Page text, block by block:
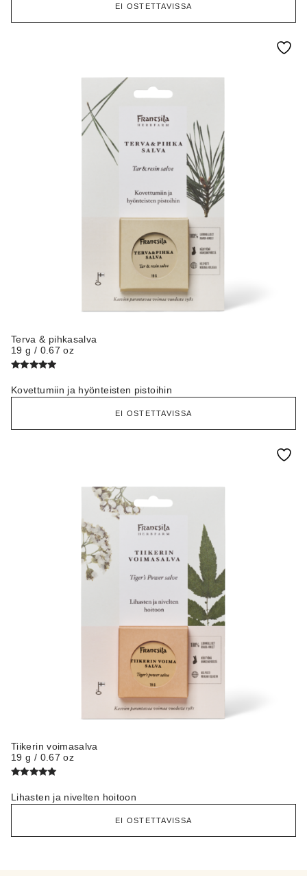
EI OSTETTAVISSA
Terva & pihkasalva
19 g / 0.67 oz
tuotteesta:
4.75/ 5
Kovettumiin ja hyönteisten pistoihin
EI OSTETTAVISSA
Tiikerin voimasalva
19 g / 0.67 oz
tuotteesta:
5.00/ 5
Lihasten ja nivelten hoitoon
EI OSTETTAVISSA